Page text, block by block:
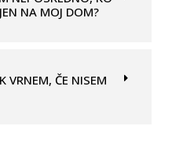
NA MOJ DOM?
VRNEM, ČE NISEM